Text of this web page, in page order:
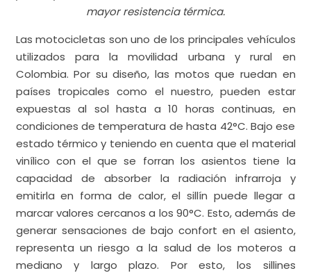
mayor resistencia térmica.
Las motocicletas son uno de los principales vehículos
utilizados para la movilidad urbana y rural en
Colombia. Por su diseño, las motos que ruedan en
países tropicales como el nuestro, pueden estar
expuestas al sol hasta a 10 horas continuas, en
condiciones de temperatura de hasta 42°C. Bajo ese
estado térmico y teniendo en cuenta que el material
vinílico con el que se forran los asientos tiene la
capacidad de absorber la radiación infrarroja y
emitirla en forma de calor, el sillín puede llegar a
marcar valores cercanos a los 90°C. Esto, además de
generar sensaciones de bajo confort en el asiento,
representa un riesgo a la salud de los moteros a
mediano y largo plazo. Por esto, los sillines